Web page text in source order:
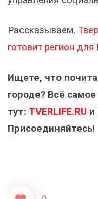
Рассказываем,
готовит регион
Ищете, что
городе? Всё
тут: TVERLIFE.RU и
Присоединяйтесь!